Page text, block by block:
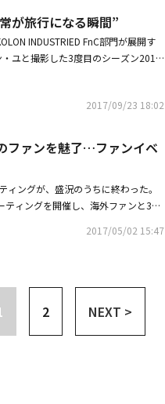
が旅行になる瞬間”
INDUSTRIED FnC部門が展開す
ユと撮影した3度目のシーズン2017
ブランドのシンプルでカジュアルな
ーや、余裕のあるシルエットや装飾
共に撮影を行ったブランドの関係者
影した。コン・ユはepigramが目
しく表現した。静的ながらも感情を
ャッチしている」と伝えた。コン・
2017/09/23 18:02
ファンを魅了…ファンイベ
ングが、盛況のうちに終わった。
ィングを開催し、海外ファンと3時
販売開始10分で全席完売に繋がっ
ームにより、去年台湾で「トガニ 幼
する台湾マスコミの反応は熱いもの
アカンファレンス、29日ファンミー
2017/05/02 15:47
2 NEXT >